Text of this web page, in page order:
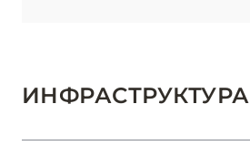
ИНФРАСТРУКТУРА